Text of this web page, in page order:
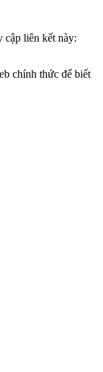
cập liên kết này:
chính thức để biết